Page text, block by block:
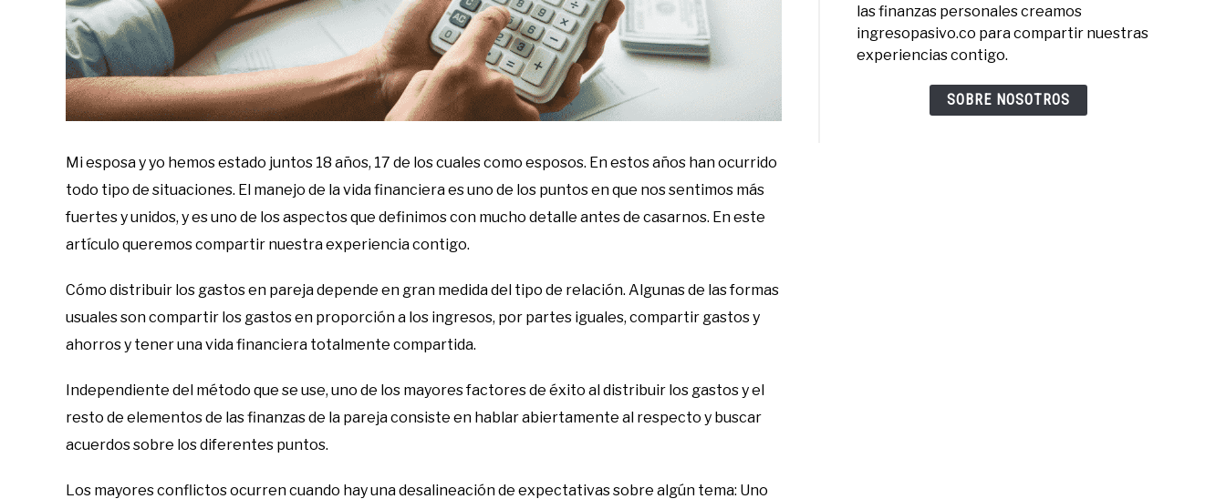
Mi esposa y yo hemos estado juntos 18 años, 17 de los cuales como esposos. En estos años han ocurrido
todo tipo de situaciones. El manejo de la vida financiera es uno de los puntos en que nos sentimos más
fuertes y unidos, y es uno de los aspectos que definimos con mucho detalle antes de casarnos. En este
artículo queremos compartir nuestra experiencia contigo.
Cómo distribuir los gastos en pareja depende en gran medida del tipo de relación. Algunas de las formas
usuales son compartir los gastos en proporción a los ingresos, por partes iguales, compartir gastos y
ahorros y tener una vida financiera totalmente compartida.
Independiente del método que se use, uno de los mayores factores de éxito al distribuir los gastos y el
resto de elementos de las finanzas de la pareja consiste en hablar abiertamente al respecto y buscar
acuerdos sobre los diferentes puntos.
Los mayores conflictos ocurren cuando hay una desalineación de expectativas sobre algún tema: Uno
las finanzas personales creamos
ingresopasivo.co para compartir nuestras
experiencias contigo.
SOBRE NOSOTROS